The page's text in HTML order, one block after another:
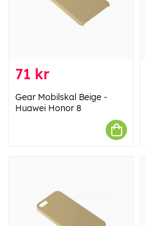
71 kr
Gear Mobilskal Beige -
Huawei Honor 8